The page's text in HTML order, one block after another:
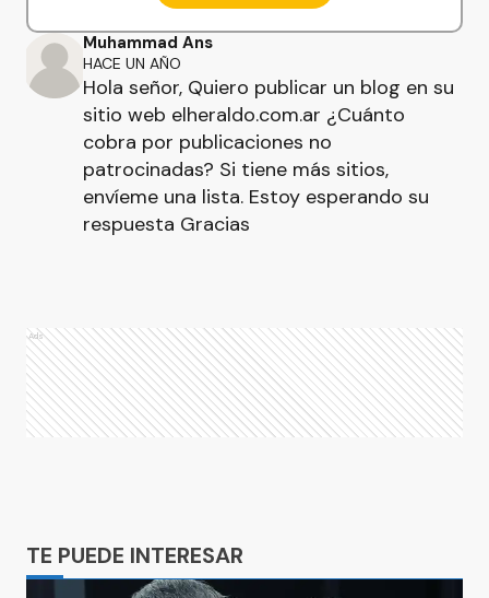
Muhammad Ans
HACE UN AÑO
Hola señor, Quiero publicar un blog en su
sitio web elheraldo.com.ar ¿Cuánto
cobra por publicaciones no
patrocinadas? Si tiene más sitios,
envíeme una lista. Estoy esperando su
respuesta Gracias
Ads
TE PUEDE INTERESAR